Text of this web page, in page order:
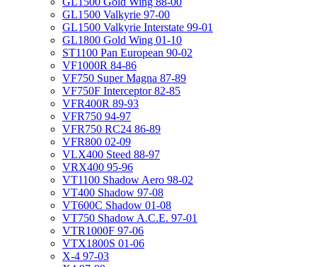
GL1500 Valkyrie 97-00
GL1500 Valkyrie Interstate 99-01
GL1800 Gold Wing 01-10
ST1100 Pan European 90-02
VF1000R 84-86
VF750 Super Magna 87-89
VF750F Interceptor 82-85
VFR400R 89-93
VFR750 94-97
VFR750 RC24 86-89
VFR800 02-09
VLX400 Steed 88-97
VRX400 95-96
VT1100 Shadow Aero 98-02
VT400 Shadow 97-08
VT600C Shadow 01-08
VT750 Shadow A.C.E. 97-01
VTR1000F 97-06
VTX1800S 01-06
X-4 97-03